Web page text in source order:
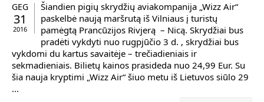
GEG
31
2016
Šiandien pigių skrydžių aviakompanija „Wizz Air“
paskelbė naują maršrutą iš Vilniaus į turistų
pamėgtą Prancūzijos Rivjerą – Nicą. Skrydžiai bus
pradėti vykdyti nuo rugpjūčio 3 d. , skrydžiai bus
vykdomi du kartus savaitėje – trečiadieniais ir
sekmadieniais. Bilietų kainos prasideda nuo 24,99 Eur. Su
šia nauja kryptimi „Wizz Air“ šiuo metu iš Lietuvos siūlo 29
...